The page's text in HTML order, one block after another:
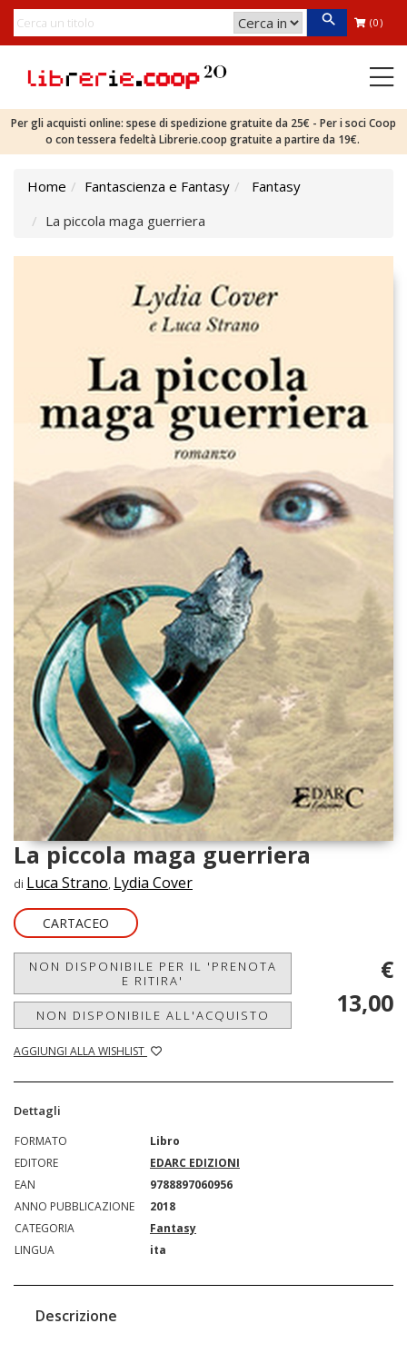
(0)
Per gli acquisti online: spese di spedizione gratuite da 25€ - Per i soci Coop
o con tessera fedeltà Librerie.coop gratuite a partire da 19€.
Home Fantascienza e Fantasy
Fantasy
La piccola maga guerriera
La piccola maga guerriera
di Luca Strano, Lydia Cover
CARTACEO
NON DISPONIBILE PER IL 'PRENOTA
E RITIRA'
NON DISPONIBILE ALL'ACQUISTO
AGGIUNGI ALLA WISHLIST
€
13,00
Dettagli
FORMATO
Libro
EDITORE
EDARC EDIZIONI
EAN
9788897060956
ANNO PUBBLICAZIONE
2018
CATEGORIA
Fantasy
LINGUA
ita
Descrizione